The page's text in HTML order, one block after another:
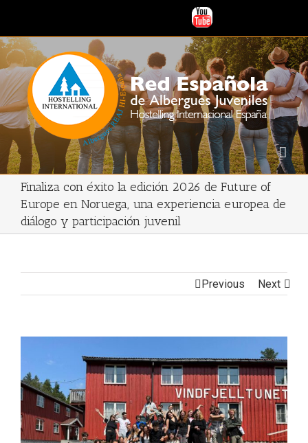
Finaliza con éxito la edición 2026 de Future of
Europe en Noruega, una experiencia europea de
diálogo y participación juvenil
Previous Next
Image